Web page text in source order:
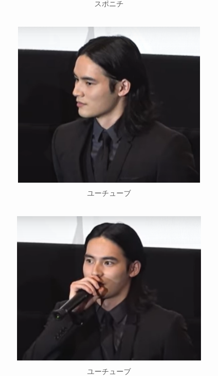
スポニチ
ユーチューブ
ユーチューブ